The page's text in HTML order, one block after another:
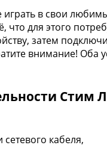
в свои
для этого
затем
внимание! Оба
Стим
кабеля,